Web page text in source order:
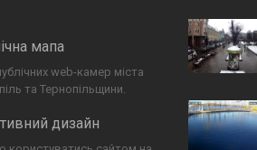
мапа
web-камер міста
та Тернопільщини.
дизайн